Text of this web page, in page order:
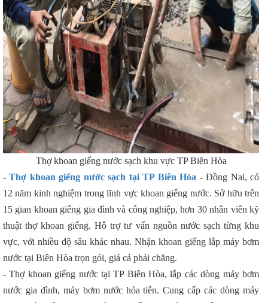
Thợ khoan giếng nước sạch khu vực TP Biên Hòa
-Thợ khoan giếng nước sạch tại TP Biên Hòa - Đồng Nai, có
12 năm kinh nghiệm trong lĩnh vực khoan giếng nước. Sở hữu trên
15 gian khoan giếng gia đình và công nghiệp, hơn 30 nhân viên kỹ
thuật thợ khoan giếng. Hỗ trợ tư vấn nguồn nước sạch từng khu
vực, với nhiều độ sâu khác nhau. Nhận khoan giếng lắp máy bơm
nước tại Biên Hòa trọn gói, giá cả phải chăng.
- Thợ khoan giếng nước tại TP Biên Hòa, lắp các dòng máy bơm
nước gia đình, máy bơm nước hỏa tiễn. Cung cấp các dòng máy